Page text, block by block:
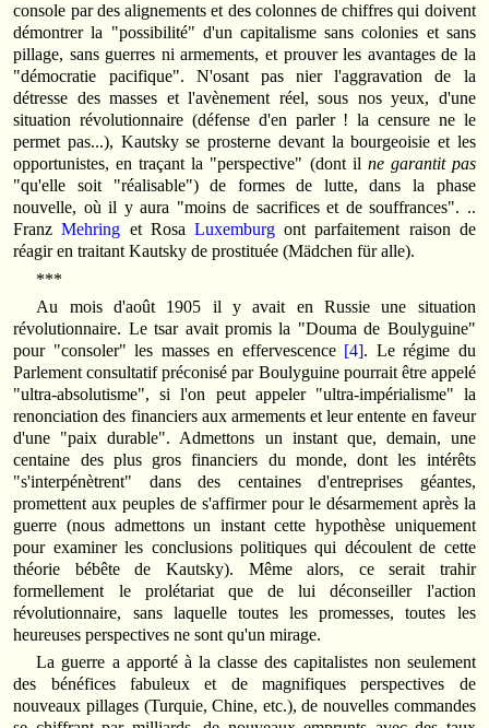
console par des alignements et des colonnes de chiffres qui doivent
démontrer la "possibilité" d'un capitalisme sans colonies et sans
pillage, sans guerres ni armements, et prouver les avantages de la
"démocratie pacifique". N'osant pas nier l'aggravation de la
détresse des masses et l'avènement réel, sous nos yeux, d'une
situation révolutionnaire (défense d'en parler ! la censure ne le
permet pas...), Kautsky se prosterne devant la bourgeoisie et les
opportunistes, en traçant la "perspective" (dont il ne garantit pas
"qu'elle soit "réalisable") de formes de lutte, dans la phase
nouvelle, où il y aura "moins de sacrifices et de souffrances". ..
FranzMehring et Rosa Luxemburg ont parfaitement raison de
réagir en traitant Kautsky de prostituée (Mädchen für alle).
***
Au mois d'août 1905 il y avait en Russie une situation
révolutionnaire. Le tsar avait promis la "Douma de Boulyguine"
pour "consoler" les masses en effervescence [4]. Le régime du
Parlement consultatif préconisé par Boulyguine pourrait être appelé
"ultra-absolutisme", si l'on peut appeler "ultra-impérialisme" la
renonciation des financiers aux armements et leur entente en faveur
d'une "paix durable". Admettons un instant que, demain, une
centaine des plus gros financiers du monde, dont les intérêts
"s'interpénètrent" dans des centaines d'entreprises géantes,
promettent aux peuples de s'affirmer pour le désarmement après la
guerre (nous admettons un instant cette hypothèse uniquement
pour examiner les conclusions politiques qui découlent de cette
théorie bébête de Kautsky). Même alors, ce serait trahir
formellement le prolétariat que de lui déconseiller l'action
révolutionnaire, sans laquelle toutes les promesses, toutes les
heureuses perspectives ne sont qu'un mirage.
La guerre a apporté à la classe des capitalistes non seulement
des bénéfices fabuleux et de magnifiques perspectives de
nouveaux pillages (Turquie, Chine, etc.), de nouvelles commandes